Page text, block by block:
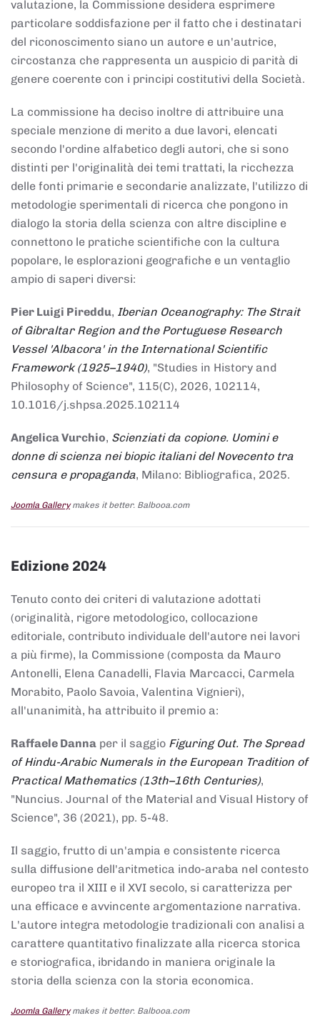
valutazione, la Commissione desidera esprimere
particolare soddisfazione per il fatto che i destinatari
del riconoscimento siano un autore e un'autrice,
circostanza che rappresenta un auspicio di parità di
genere coerente con i principi costitutivi della Società.
La commissione ha deciso inoltre di attribuire una
speciale menzione di merito a due lavori, elencati
secondo l'ordine alfabetico degli autori, che si sono
distinti per l'originalità dei temi trattati, la ricchezza
delle fonti primarie e secondarie analizzate, l'utilizzo di
metodologie sperimentali di ricerca che pongono in
dialogo la storia della scienza con altre discipline e
connettono le pratiche scientifiche con la cultura
popolare, le esplorazioni geografiche e un ventaglio
ampio di saperi diversi:
Pier Luigi Pireddu, Iberian Oceanography: The Strait
of Gibraltar Region and the Portuguese Research
Vessel 'Albacora' in the International Scientific
Framework (1925–1940), "Studies in History and
Philosophy of Science", 115(C), 2026, 102114,
10.1016/j.shpsa.2025.102114
Angelica Vurchio, Scienziati da copione. Uomini e
donne di scienza nei biopic italiani del Novecento tra
censura e propaganda, Milano: Bibliografica, 2025.
Joomla Gallerymakes it better. Balbooa.com
Edizione 2024
Tenuto conto dei criteri di valutazione adottati
(originalità, rigore metodologico, collocazione
editoriale, contributo individuale dell'autore nei lavori
a più firme), la Commissione (composta da Mauro
Antonelli, Elena Canadelli, Flavia Marcacci, Carmela
Morabito, Paolo Savoia, Valentina Vignieri),
all'unanimità, ha attribuito il premio a:
Raffaele Danna per il saggio Figuring Out. The Spread
of Hindu-Arabic Numerals in the European Tradition of
Practical Mathematics (13th–16th Centuries),
"Nuncius. Journal of the Material and Visual History of
Science", 36 (2021), pp. 5-48.
Il saggio, frutto di un'ampia e consistente ricerca
sulla diffusione dell'aritmetica indo-araba nel contesto
europeo tra il XIII e il XVI secolo, si caratterizza per
una efficace e avvincente argomentazione narrativa.
L'autore integra metodologie tradizionali con analisi a
carattere quantitativo finalizzate alla ricerca storica
e storiografica, ibridando in maniera originale la
storia della scienza con la storia economica.
Joomla Gallerymakes it better. Balbooa.com